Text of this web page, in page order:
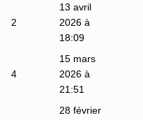
2
13 avril
2026 à
18:09
4
15 mars
2026 à
21:51
28 février